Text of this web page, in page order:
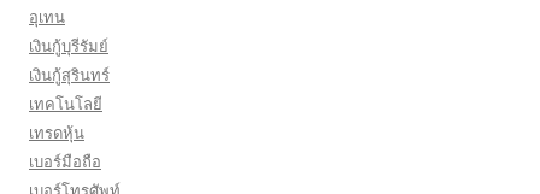
อุเทน
เงินกู้บุรีรัมย์
เงินกู้สุรินทร์
เทคโนโลยี
เทรดหุ้น
เบอร์มือถือ